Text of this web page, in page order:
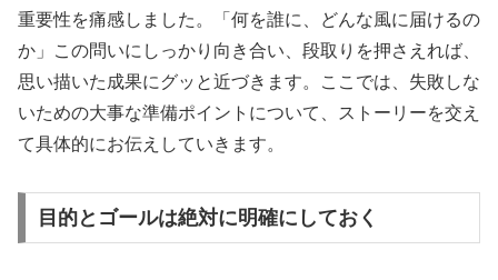
重要性を痛感しました。「何を誰に、どんな風に届けるの
か」この問いにしっかり向き合い、段取りを押さえれば、
思い描いた成果にグッと近づきます。ここでは、失敗しな
いための大事な準備ポイントについて、ストーリーを交え
て具体的にお伝えしていきます。
目的とゴールは絶対に明確にしておく